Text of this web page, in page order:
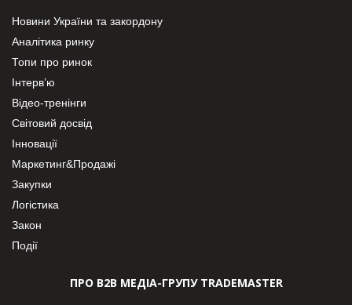
Новини України та закордону
Аналітика ринку
Топи про ринок
Інтерв’ю
Відео-тренінги
Світовий досвід
Інновації
Маркетинг&Продажі
Закупки
Логістика
Закон
Події
ПРО В2В МЕДІА-ГРУПУ TRADEMASTER